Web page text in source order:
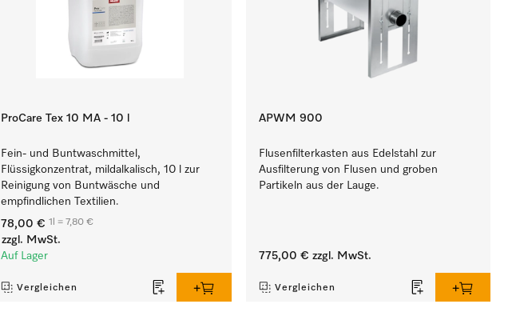
ProCare Tex 10 MA - 10 l
Fein- und Buntwaschmittel,
Flüssigkonzentrat, mildalkalisch, 10 l zur
Reinigung von Buntwäsche und
empfindlichen Textilien.
78,00 € 1l = 7,80 €
zzgl. MwSt.
Auf Lager
Vergleichen
APWM 900
Flusenfilterkasten aus Edelstahl zur
Ausfilterung von Flusen und groben
Partikeln aus der Lauge.
775,00 € zzgl. MwSt.
Vergleichen